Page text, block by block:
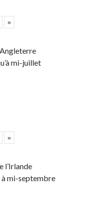
»
mi-juillet
»
l’Irlande
à mi-septembre